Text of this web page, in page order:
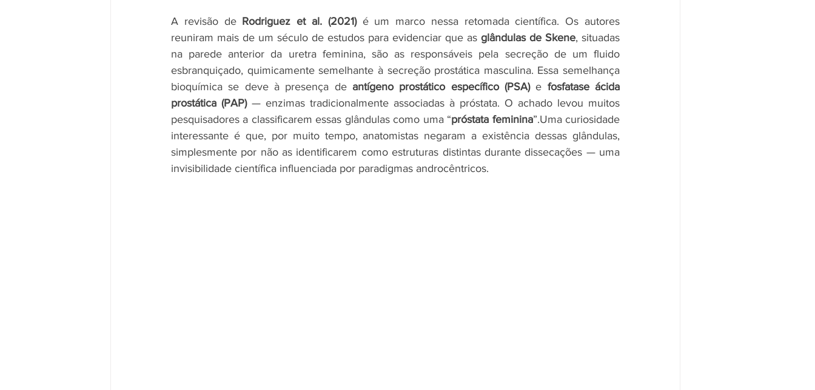
A revisão de Rodriguez et al. (2021) é um marco nessa retomada científica. Os autores
reuniram mais de um século de estudos para evidenciar que as glândulas de Skene, situadas
na parede anterior da uretra feminina, são as responsáveis pela secreção de um fluido
esbranquiçado, quimicamente semelhante à secreção prostática masculina. Essa semelhança
bioquímica se deve à presença de antígeno prostático específico (PSA) e fosfatase ácida
prostática (PAP) — enzimas tradicionalmente associadas à próstata. O achado levou muitos
pesquisadores a classificarem essas glândulas como uma “próstata feminina”.Uma curiosidade
interessante é que, por muito tempo, anatomistas negaram a existência dessas glândulas,
simplesmente por não as identificarem como estruturas distintas durante dissecações — uma
invisibilidade científica influenciada por paradigmas androcêntricos.